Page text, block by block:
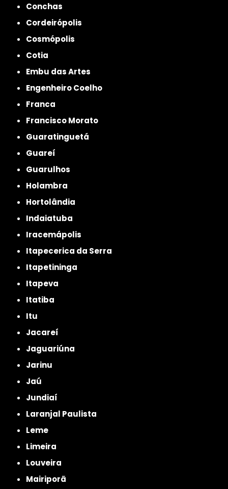
Conchas
Cordeirópolis
Cosmópolis
Cotia
Embu das Artes
Engenheiro Coelho
Franca
Francisco Morato
Guaratinguetá
Guareí
Guarulhos
Holambra
Hortolândia
Indaiatuba
Iracemápolis
Itapecerica da Serra
Itapetininga
Itapeva
Itatiba
Itu
Jacareí
Jaguariúna
Jarinu
Jaú
Jundiaí
Laranjal Paulista
Leme
Limeira
Louveira
Mairiporã